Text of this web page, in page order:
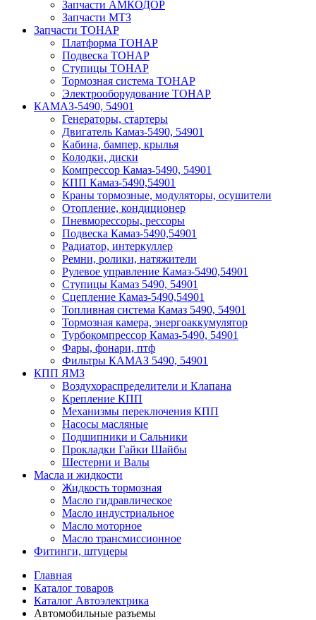
Запчасти АМКОДОР
Запчасти МТЗ
Запчасти ТОНАР
Платформа ТОНАР
Подвеска ТОНАР
Ступицы ТОНАР
Тормозная система ТОНАР
Электрооборудование ТОНАР
КАМАЗ-5490, 54901
Генераторы, стартеры
Двигатель Камаз-5490, 54901
Кабина, бампер, крылья
Колодки, диски
Компрессор Камаз-5490, 54901
КПП Камаз-5490,54901
Краны тормозные, модуляторы, осушители
Отопление, кондиционер
Пневморессоры, рессоры
Подвеска Камаз-5490,54901
Радиатор, интеркуллер
Ремни, ролики, натяжители
Рулевое управление Камаз-5490,54901
Ступицы Камаз 5490, 54901
Сцепление Камаз-5490,54901
Топливная система Камаз 5490, 54901
Тормозная камера, энергоаккумулятор
Турбокомпрессор Камаз-5490, 54901
Фары, фонари, птф
Фильтры КАМАЗ 5490, 54901
КПП ЯМЗ
Воздухораспределители и Клапана
Крепление КПП
Механизмы переключения КПП
Насосы масляные
Подшипники и Сальники
Прокладки Гайки Шайбы
Шестерни и Валы
Масла и жидкости
Жидкость тормозная
Масло гидравлическое
Масло индустриальное
Масло моторное
Масло трансмиссионное
Фитинги, штуцеры
Главная
Каталог товаров
Каталог Автоэлектрика
Автомобильные разъемы